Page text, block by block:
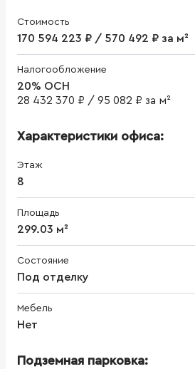
Стоимость
170 594 223 ₽ / 570 492 ₽ за м²
Налогообложение
20% ОСН
28 432 370 ₽ / 95 082 ₽ за м²
Характеристики офиса:
Этаж
8
Площадь
299.03 м²
Состояние
Под отделку
Мебель
Нет
Подземная парковка: